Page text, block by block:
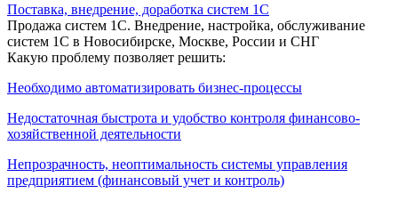
Поставка, внедрение, доработка систем 1С
Продажа систем 1С. Внедрение, настройка, обслуживание
систем 1С в Новосибирске, Москве, России и СНГ
Какую проблему позволяет решить:
Необходимо автоматизировать бизнес-процессы
Недостаточная быстрота и удобство контроля финансово-
хозяйственной деятельности
Непрозрачность, неоптимальность системы управления
предприятием (финансовый учет и контроль)